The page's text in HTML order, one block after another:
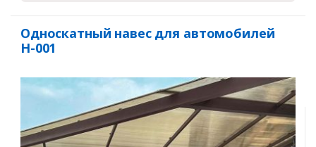
Односкатный навес для автомобилей
Н-001